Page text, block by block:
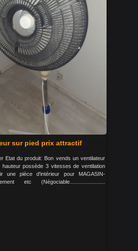
sur pied prix attractif
Etat du produit: Bon vends un ventilateur
possède 3 vitesses de ventilation
une pièce d'intérieur pour MAGASIN-
etc (Négociable........................